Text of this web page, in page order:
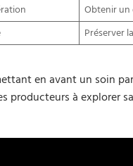
Obtenir
Préserver
en avant un soin
producteurs à explorer